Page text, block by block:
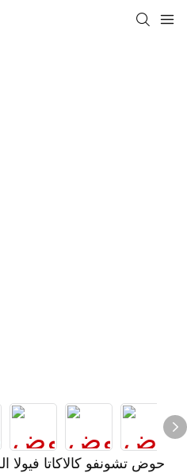
حوض تشونفو كالاكاتا فيولا